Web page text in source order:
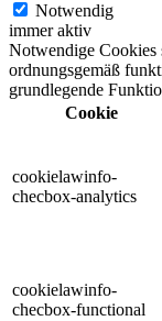
Notwendig
immer aktiv
Notwendige Cookies
ordnungsgemäß
grundlegende
Cookie
cookielawinfo-
checbox-analytics
cookielawinfo-
checbox-functional